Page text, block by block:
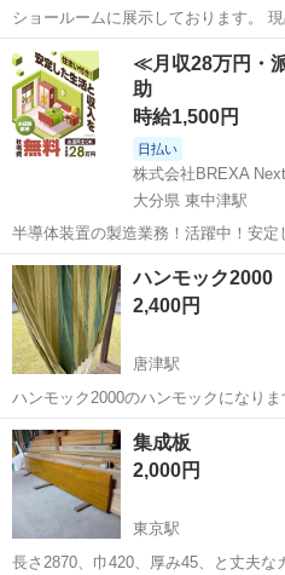
ショールームに展示しております。
頂いて構いません。 （事前にお問合
00～19：00・土/日/祭日13：00～20
日は...
佐賀 佐賀市 オフィス用家具
≪月収28万円・
助
時給1,500円
日払い
株式会社BREXA Next
大分県 東中津駅
半導体装置の製造業務！活躍中！安
★赴任旅費会社負担◎20代～40代の
給1,500円！《大分県中津市》 人気の工場のお仕事 ◇半導体装置内部
のシート製造◇ ＊クリー...
大分 中津市 東中津駅
ハンモック2000
2,400円
唐津駅
ハンモック2000のハンモックになりま
です
佐賀 唐津市 唐津駅
集成板
2,000円
東京駅
長さ2870、巾420、厚み45、と丈夫な